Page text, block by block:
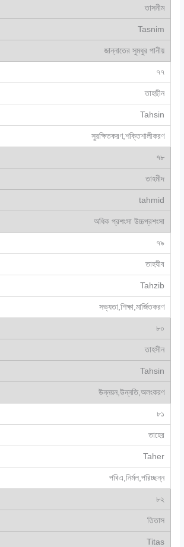
তাসনীম
Tasnim
জান্নাতের সুমধুর পানীয়
৭৭
তাহছীন
Tahsin
সুরক্ষিতকরণ,শক্তিশালীকরণ
৭৮
তাহমীদ
tahmid
অধিক প্রশংসা উচ্চপ্রশংসা
৭৯
তাহযীব
Tahzib
সভ্যতা,শিক্ষা,মার্জিতকরণ
৮০
তাহসীন
Tahsin
উন্নয়ন,উন্নতি,অলংকরণ
৮১
তাহের
Taher
পবিএ,নির্মল,পরিচ্ছন্ন
৮২
তিতাস
Titas